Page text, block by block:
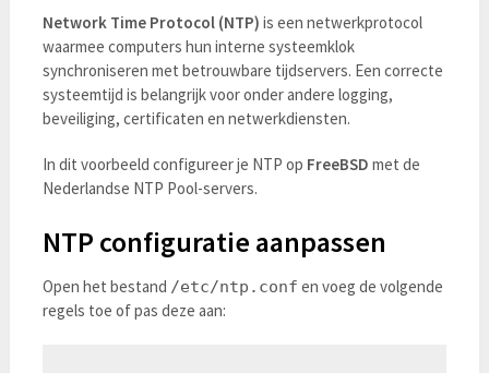
Network Time Protocol (NTP) is een netwerkprotocol
waarmee computers hun interne systeemklok
synchroniseren met betrouwbare tijdservers. Een correcte
systeemtijd is belangrijk voor onder andere logging,
beveiliging, certificaten en netwerkdiensten.
In dit voorbeeld configureer je NTP op FreeBSD met de
Nederlandse NTP Pool-servers.
NTP configuratie aanpassen
Open het bestand /etc/ntp.conf en voeg de volgende
regels toe of pas deze aan: